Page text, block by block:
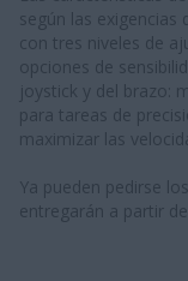
según las exigencias
con tres niveles de
opciones de
joystick y del brazo:
para tareas de
maximizar las
Ya pueden pedirse
entregarán a partir